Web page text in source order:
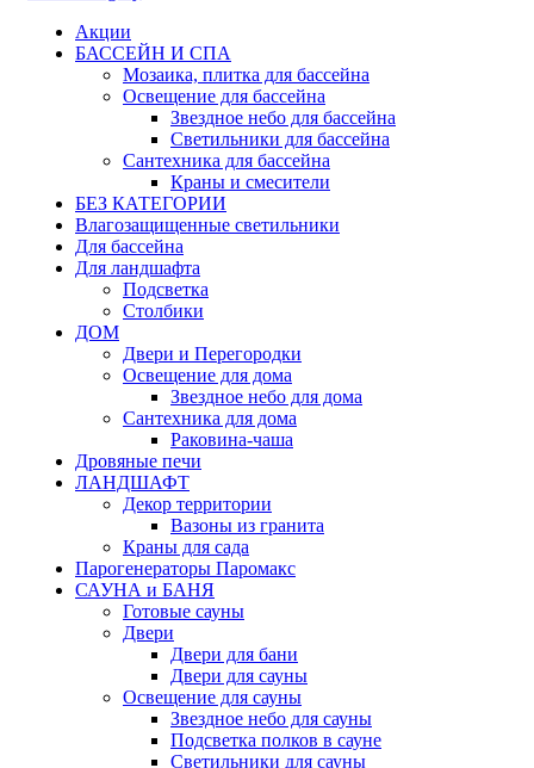
Акции
БАССЕЙН И СПА
Мозаика, плитка для бассейна
Освещение для бассейна
Звездное небо для бассейна
Светильники для бассейна
Сантехника для бассейна
Краны и смесители
БЕЗ КАТЕГОРИИ
Влагозащищенные светильники
Для бассейна
Для ландшафта
Подсветка
Столбики
ДОМ
Двери и Перегородки
Освещение для дома
Звездное небо для дома
Сантехника для дома
Раковина-чаша
Дровяные печи
ЛАНДШАФТ
Декор территории
Вазоны из гранита
Краны для сада
Парогенераторы Паромакс
САУНА и БАНЯ
Готовые сауны
Двери
Двери для бани
Двери для сауны
Освещение для сауны
Звездное небо для сауны
Подсветка полков в сауне
Светильники для сауны